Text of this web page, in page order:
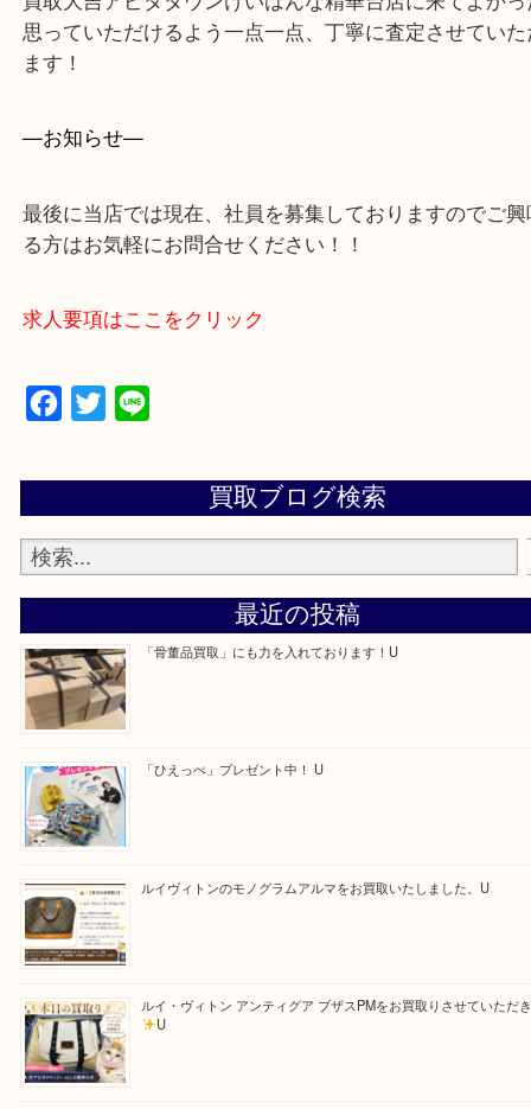
買取大吉アピタタウンけいはんな精華台店に来てよ
思っていただけるよう一点一点、丁寧に査定させて
—お知らせ—
最後に当店では現在、社員を募集しておりますの
る方はお気軽にお問合せください！！
求人要項はここをクリック
Facebook
Twitter